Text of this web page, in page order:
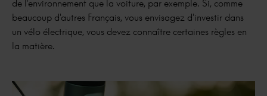
de l'environnement que la voiture, par exemple. Si, comme
beaucoup d'autres Français, vous envisagez d'investir dans
un vélo électrique, vous devez connaître certaines règles en
la matière.